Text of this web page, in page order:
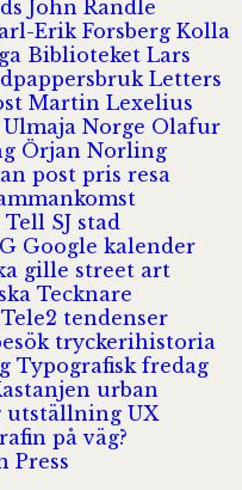
John Randle
Erik Forsberg Kolla
Biblioteket Lars
Letters
Martin Lexelius
Norge Olafur
Örjan Norling
post pris resa
Tell SJ stad
Google kalender
gille street art
Tecknare
Tele2 tendenser
tryckerihistoria
Typografisk fredag
urban
utställning UX
på väg?
Press